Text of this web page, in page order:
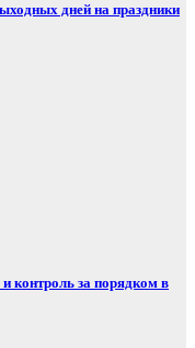
дней на праздники
контроль за порядком в